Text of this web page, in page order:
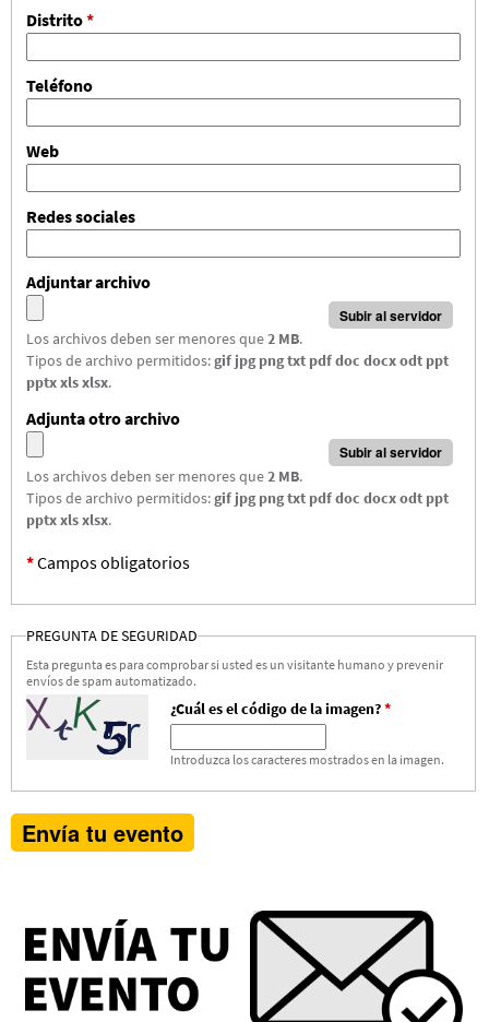
Distrito*
Teléfono
Web
Redes sociales
Adjuntar archivo
Los archivos deben ser menores que 2 MB.
Tipos de archivo permitidos:gif jpg png txt pdf doc docx odt ppt
pptx xls xlsx.
Adjunta otro archivo
Los archivos deben ser menores que 2 MB.
Tipos de archivo permitidos:gif jpg png txt pdf doc docx odt ppt
pptx xls xlsx.
*Campos obligatorios
PREGUNTA DE SEGURIDAD
Esta pregunta es para comprobar si usted es un visitante humano y prevenir
envíos de spam automatizado.
¿Cuál es el código de la imagen?*
Introduzca los caracteres mostrados en la imagen.